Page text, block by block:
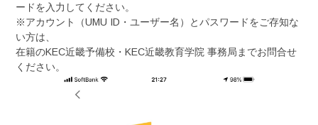
ードを入力してください。
※アカウント（UMU ID・ユーザー名）とパスワードをご存知な
い方は、
在籍のKEC近畿予備校・KEC近畿教育学院 事務局までお問合せ
ください。